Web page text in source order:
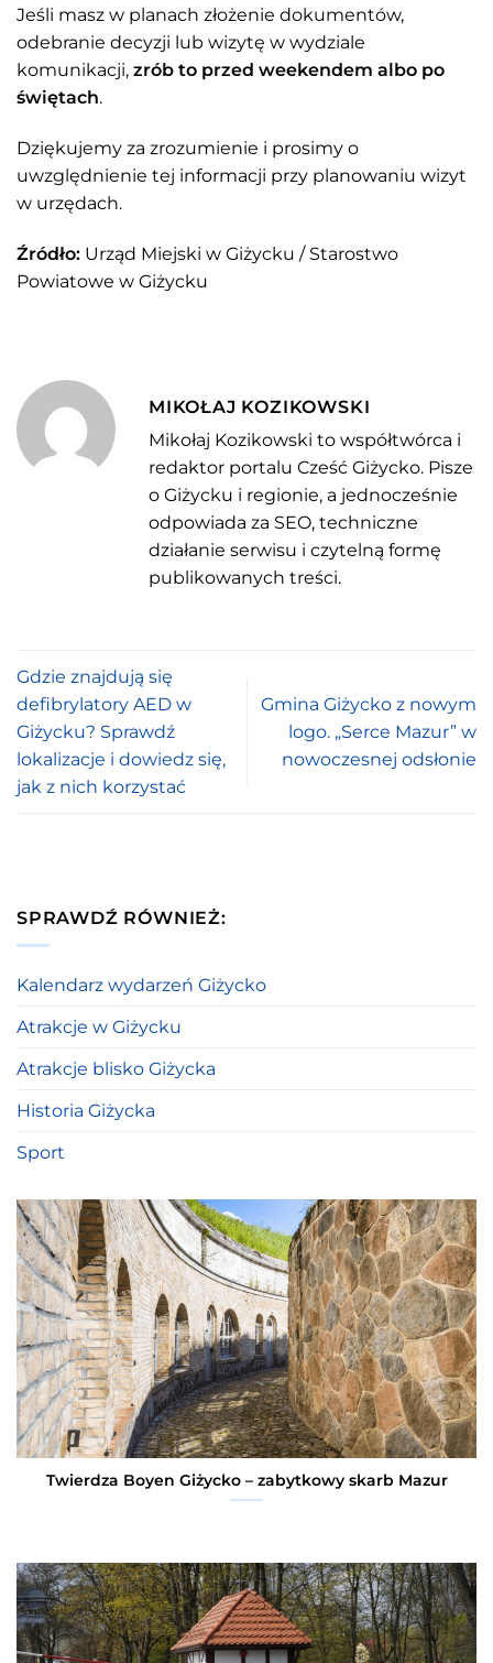
Jeśli masz w planach złożenie dokumentów,
odebranie decyzji lub wizytę w wydziale
komunikacji, zrób to przed weekendem albo po
świętach.
Dziękujemy za zrozumienie i prosimy o
uwzględnienie tej informacji przy planowaniu wizyt
w urzędach.
Źródło: Urząd Miejski w Giżycku / Starostwo
Powiatowe w Giżycku
MIKOŁAJ KOZIKOWSKI
Mikołaj Kozikowski to współtwórca i
redaktor portalu Cześć Giżycko. Pisze
o Giżycku i regionie, a jednocześnie
odpowiada za SEO, techniczne
działanie serwisu i czytelną formę
publikowanych treści.
Gdzie znajdują się
defibrylatory AED w
Giżycku? Sprawdź
lokalizacje i dowiedz się,
jak z nich korzystać
Gmina Giżycko z nowym
logo. „Serce Mazur” w
nowoczesnej odsłonie
SPRAWDŹ RÓWNIEŻ:
Kalendarz wydarzeń Giżycko
Atrakcje w Giżycku
Atrakcje blisko Giżycka
Historia Giżycka
Sport
Twierdza Boyen Giżycko – zabytkowy skarb Mazur